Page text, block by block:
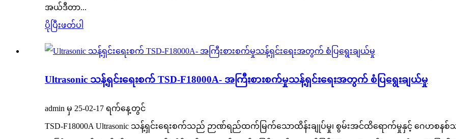
အယ်ဒီတာ...
ပိုပြီးဖတ်ပါ
Ultrasonic သန့်ရှင်းရေးစက် TSD-F18000A- အကြီးစားစက်မှုသန့်ရှင်းရေးအတွက် စံပြရွေးချယ်မှု
admin မှ 25-02-17 ရက်နေ့တွင်
TSD-F18000A Ultrasonic သန့်ရှင်းရေးစက်သည် ဉာဏ်ရည်ထက်မြက်သောထိန်းချုပ်မှု၊ စွမ်းအင်ထိရောက်မှုနှင့် ဂေဟစ